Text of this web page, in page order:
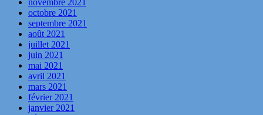
novembre 2021
octobre 2021
septembre 2021
août 2021
juillet 2021
juin 2021
mai 2021
avril 2021
mars 2021
février 2021
janvier 2021